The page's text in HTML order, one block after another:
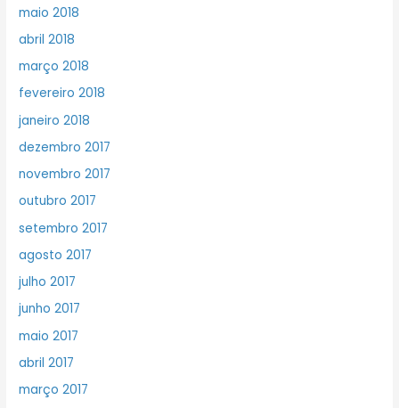
maio 2018
abril 2018
março 2018
fevereiro 2018
janeiro 2018
dezembro 2017
novembro 2017
outubro 2017
setembro 2017
agosto 2017
julho 2017
junho 2017
maio 2017
abril 2017
março 2017